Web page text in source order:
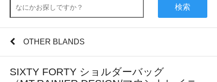
検索
OTHER BLANDS
SIXTY FORTY ショルダーバッグ